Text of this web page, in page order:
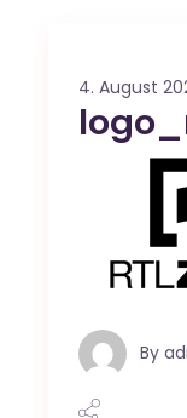
4. August
By